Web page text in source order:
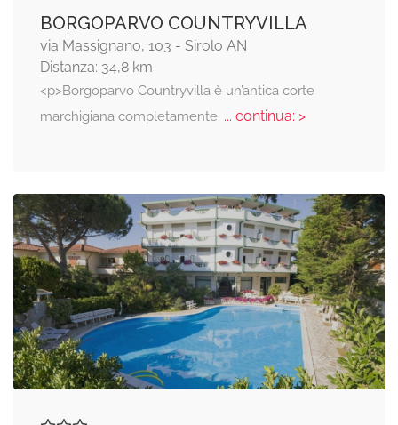
BORGOPARVO COUNTRYVILLA
via Massignano, 103 - Sirolo AN
Distanza: 34,8 km
<p>Borgoparvo Countryvilla è un’antica corte
marchigiana completamente... continua: >